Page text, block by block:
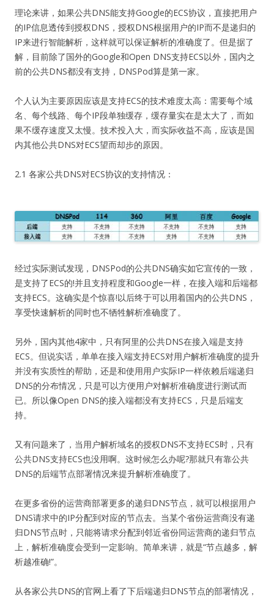
理论来讲，如果公共DNS能支持Google的ECS协议，直接把用户
的IP信息透传到授权DNS，授权DNS根据用户的IP而不是递归的
IP来进行智能解析，这样就可以保证解析的准确度了。但是据了
解，目前除了国外的Google和Open DNS支持ECS以外，国内之
前的公共DNS都没有支持，DNSPod算是第一家。
个人认为主要原因应该是支持ECS的技术难度太高：需要每个域
名、每个线路、每个IP段单独缓存，缓存量实在是太大了，而如
果不缓存速度又太慢。技术投入大，而实际收益不高，应该是国
内其他公共DNS对ECS望而却步的原因。
2.1 各家公共DNS对ECS协议的支持情况：
经过实际测试发现，DNSPod的公共DNS确实如它宣传的一致，
是支持了ECS的!并且支持程度和Google一样，在接入端和后端都
支持ECS。这确实是个惊喜!以后终于可以用着国内的公共DNS，
享受快速解析的同时也不牺牲解析准确度了。
另外，国内其他4家中，只有阿里的公共DNS在接入端是支持
ECS。但说实话，单单在接入端支持ECS对用户解析准确度的提升
并没有实质性的帮助，还是和使用用户实际IP一样依赖后端递归
DNS的分布情况，只是可以方便用户对解析准确度进行测试而
已。所以像Open DNS的接入端都没有支持ECS，只是后端支
持。
又有问题来了，当用户解析域名的授权DNS不支持ECS时，只有
公共DNS支持ECS也没用啊。这时候怎么办呢?那就只有靠公共
DNS的后端节点部署情况来提升解析准确度了。
在更多省份的运营商部署更多的递归DNS节点，就可以根据用户
DNS请求中的IP分配到对应的节点去。当某个省份运营商没有递
归DNS节点时，只能将请求分配到邻近省份同运营商的递归节点
上，解析准确度会受到一定影响。简单来讲，就是“节点越多，解
析越准确!”。
从各家公共DNS的官网上看了下后端递归DNS节点的部署情况，